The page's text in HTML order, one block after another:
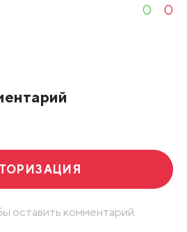
0 0
оставить комментарий.